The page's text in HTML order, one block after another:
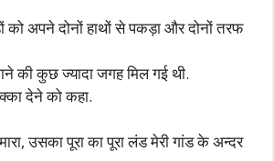
को अपने दोनों हाथों से पकड़ा और दोनों तरफ
की कुछ ज्यादा जगह मिल गई थी.
देने को कहा.
उसका पूरा का पूरा लंड मेरी गांड के अन्दर